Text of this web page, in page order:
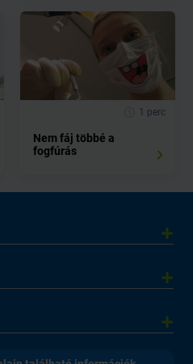
1 perc
Nem fáj többé a
fogfúrás